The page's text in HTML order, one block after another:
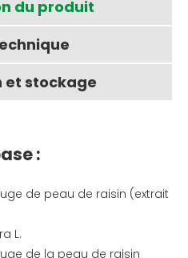
du produit
et stockage
:
de peau de raisin (extrait
L.
de la peau de raisin